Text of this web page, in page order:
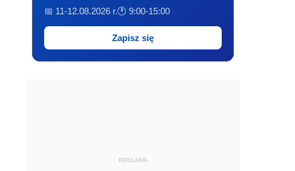
📅 11-12.08.2026 r.🕐 9:00-15:00
Zapisz się
REKLAMA